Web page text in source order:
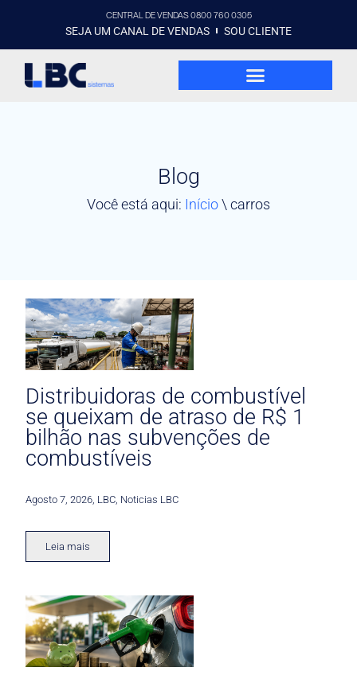
CENTRAL DE VENDAS 0800 760 0305
SEJA UM CANAL DE VENDAS SOU CLIENTE
Blog
Você está aqui: Início\ carros
Distribuidoras de combustível
se queixam de atraso de R$ 1
bilhão nas subvenções de
combustíveis
Agosto 7, 2026 LBC Noticias LBC
Leia mais